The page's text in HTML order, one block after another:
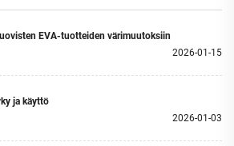
EVA-tuotteiden värimuutoksiin
2026-01-15
ja käyttö
2026-01-03